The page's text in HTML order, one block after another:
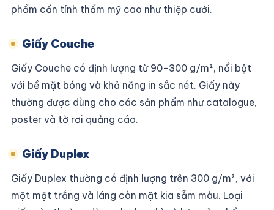
phẩm cần tính thẩm mỹ cao như thiệp cưới.
Giấy Couche
Giấy Couche có định lượng từ 90-300 g/m², nổi bật
với bề mặt bóng và khả năng in sắc nét. Giấy này
thường được dùng cho các sản phẩm như catalogue,
poster và tờ rơi quảng cáo.
Giấy Duplex
Giấy Duplex thường có định lượng trên 300 g/m², với
một mặt trắng và láng còn mặt kia sẫm màu. Loại